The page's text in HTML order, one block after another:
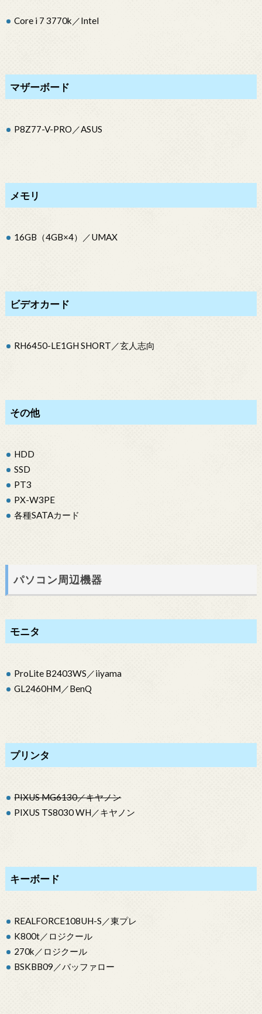
Core i 7 3770k／Intel
マザーボード
P8Z77-V-PRO／ASUS
メモリ
16GB（4GB×4）／UMAX
ビデオカード
RH6450-LE1GH SHORT／玄人志向
その他
HDD
SSD
PT3
PX-W3PE
各種SATAカード
パソコン周辺機器
モニタ
ProLite B2403WS／iiyama
GL2460HM／BenQ
プリンタ
PIXUS MG6130／キヤノン
PIXUS TS8030 WH／キヤノン
キーボード
REALFORCE108UH-S ／東プレ
K800t／ロジクール
270k／ロジクール
BSKBB09／バッファロー